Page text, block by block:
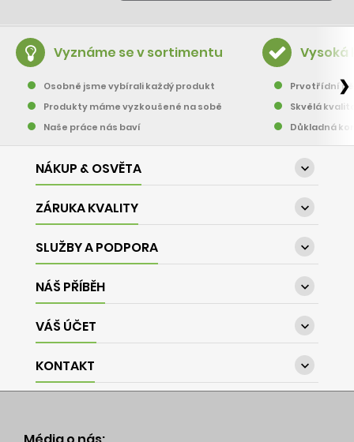
Vyznáme se v sortimentu
Osobně jsme vybírali každý produkt
Produkty máme vyzkoušené na sobě
Naše práce nás baví
Vysoká
Prvotřídní
Skvělá
Důkladná
❯
NÁKUP & OSVĚTA 
ZÁRUKA KVALITY 
SLUŽBY A PODPORA 
NÁŠ PŘÍBĚH 
VÁŠ ÚČET 
KONTAKT 